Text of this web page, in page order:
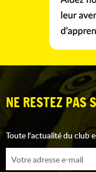
NE RESTEZ PAS
Toute l'actualité du club